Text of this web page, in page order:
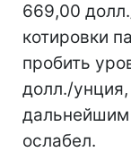
669,00
котировки
пробить
долл./унция,
дальнейшим
ослабел.